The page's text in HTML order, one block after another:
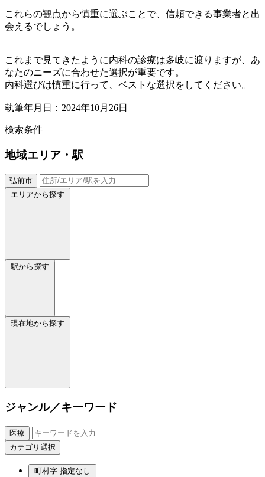
これらの観点から慎重に選ぶことで、信頼できる事業者と出
会えるでしょう。
これまで見てきたように内科の診療は多岐に渡りますが、あ
なたのニーズに合わせた選択が重要です。
内科選びは慎重に行って、ベストな選択をしてください。
執筆年月日：2024年10月26日
検索条件
地域エリア・駅
弘前市
エリアから探す
駅から探す
現在地から探す
ジャンル／キーワード
医療
カテゴリ選択
町村字 指定なし